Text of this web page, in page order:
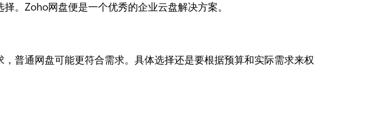
。Zoho网盘便是一个优秀的企业云盘解决方案。
普通网盘可能更符合需求。具体选择还是要根据预算和实际需求来权